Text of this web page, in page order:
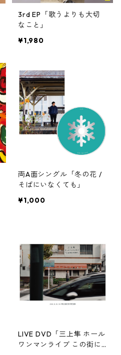
3rd EP「歌うよりも大切
なこと」
¥1,980
両A面シングル「冬の花 /
そばにいなくても」
¥1,000
LIVE DVD「三上隼 ホール
ワンマンライブ この街に